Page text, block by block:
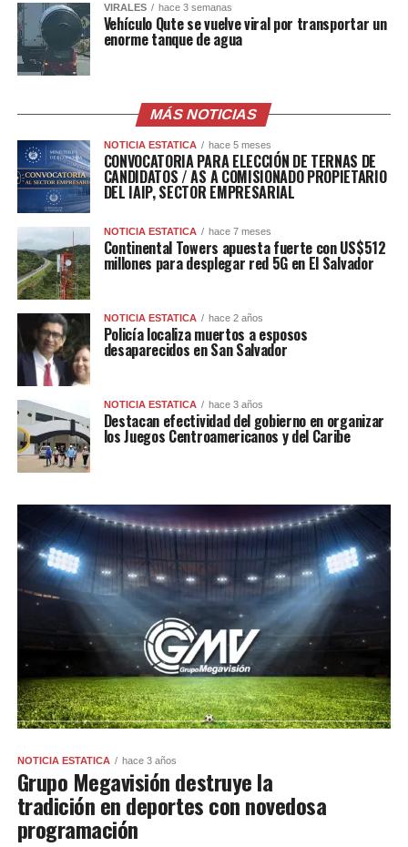
VIRALES hace 3 semanas
Vehículo Qute se vuelve viral por transportar un
enorme tanque de agua
MÁS NOTICIAS
NOTICIA ESTATICA hace 5 meses
CONVOCATORIA PARA ELECCIÓN DE TERNAS DE
CANDIDATOS / AS A COMISIONADO PROPIETARIO
DEL IAIP, SECTOR EMPRESARIAL
NOTICIA ESTATICA hace 7 meses
Continental Towers apuesta fuerte con US$512
millones para desplegar red 5G en El Salvador
NOTICIA ESTATICA hace 2 años
Policía localiza muertos a esposos
desaparecidos en San Salvador
NOTICIA ESTATICA hace 3 años
Destacan efectividad del gobierno en organizar
los Juegos Centroamericanos y del Caribe
NOTICIA ESTATICA hace 3 años
Grupo Megavisión destruye la
tradición en deportes con novedosa
programación